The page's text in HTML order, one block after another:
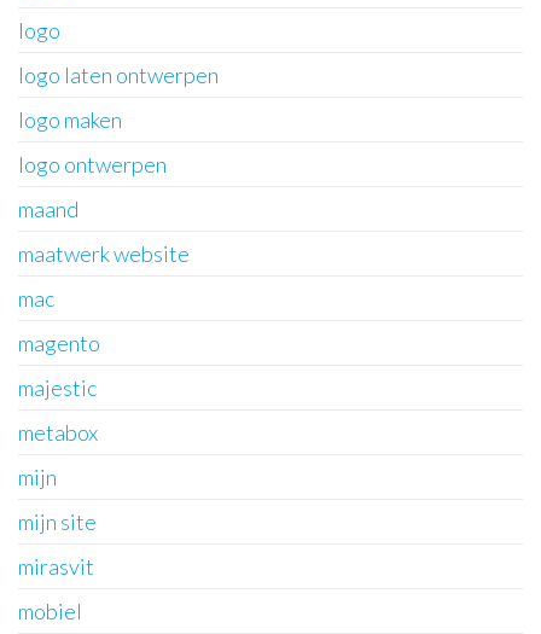
logo
logo laten ontwerpen
logo maken
logo ontwerpen
maand
maatwerk website
mac
magento
majestic
metabox
mijn
mijn site
mirasvit
mobiel